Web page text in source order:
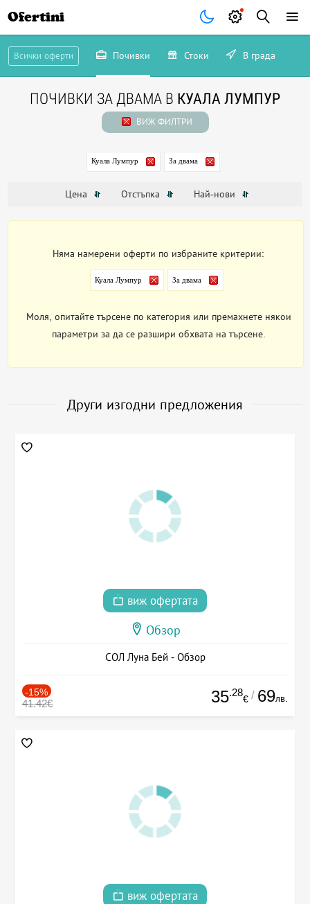
Ofertini
Всички оферти Почивки Стоки В града
ПОЧИВКИ ЗА ДВАМА В КУАЛА ЛУМПУР
ВИЖ ФИЛТРИ
Куала Лумпур За двама
Цена Отстъпка Най-нови
Няма намерени оферти по избраните критерии:
Куала Лумпур За двама
Моля, опитайте търсене по категория или премахнете някои
параметри за да се разшири обхвата на търсене.
Други изгодни предложения
виж офертата
Обзор
СОЛ Луна Бей - Обзор
-15%
41.42€ 35.28
€ / 69лв.
виж офертата